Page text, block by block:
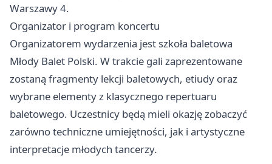
Warszawy 4.
Organizator i program koncertu
Organizatorem wydarzenia jest szkoła baletowa
Młody Balet Polski. W trakcie gali zaprezentowane
zostaną fragmenty lekcji baletowych, etiudy oraz
wybrane elementy z klasycznego repertuaru
baletowego. Uczestnicy będą mieli okazję zobaczyć
zarówno techniczne umiejętności, jak i artystyczne
interpretacje młodych tancerzy.